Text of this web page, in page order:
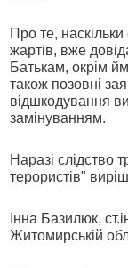
Про те,
жартів, вже
Батькам, окрім
також позовні
відшкодування
замінуванням.
Наразі слідство
терористів"
Інна Базилюк,
Житомирській